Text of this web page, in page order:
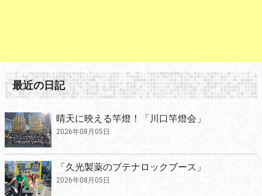
最近の日記
晴天に映える竿燈！「川口竿燈会」
2026年08月05日
「久光製薬のブテナロックブース」
2026年08月05日